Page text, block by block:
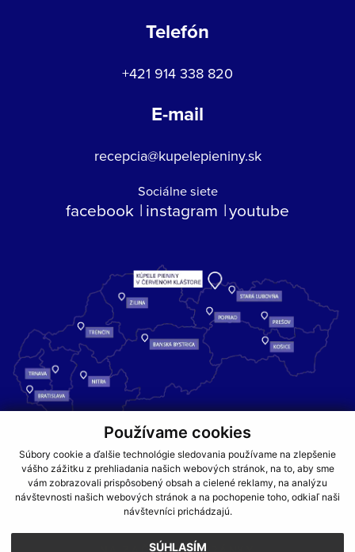
Používame cookies
Súbory cookie a ďalšie technológie sledovania používame na zlepšenie
vášho zážitku z prehliadania našich webových stránok, na to, aby sme
vám zobrazovali prispôsobený obsah a cielené reklamy, na analýzu
návštevnosti našich webových stránok a na pochopenie toho, odkiaľ naši
návštevníci prichádzajú.
SÚHLASÍM
Telefón
+421 914 338 820
E-mail
recepcia@kupelepieniny.sk
Sociálne siete
facebook instagram youtube
Kúpele Pieniny – miesto, kde sa príroda stretáva s liečivou silou
vody a oddychom pre telo aj dušu.
GDPR COOKIES PARTNERI
JEDÁLNY LÍSTOK
CENNÍKY